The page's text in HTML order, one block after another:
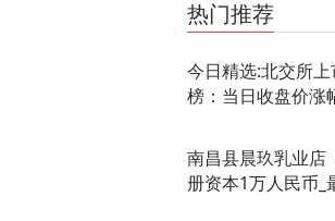
热门推荐
今日精选:北交所
榜：当日收盘价涨
南昌县晨玖乳业店
册资本1万人民币_